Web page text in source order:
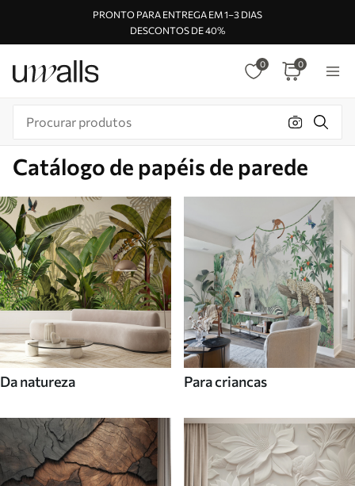
PRONTO PARA ENTREGA EM 1–3 DIAS
DESCONTOS DE 40%
0 0
Catálogo de papéis de parede
Da natureza Para criancas